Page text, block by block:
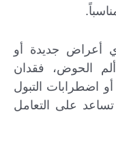
أعراض جديدة أو
الحوض، فقدان
اضطرابات التبول
تساعد على التعامل